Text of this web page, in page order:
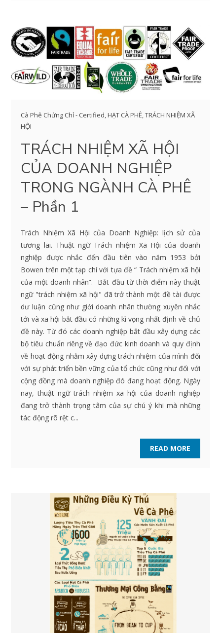
Cà Phê Chứng Chỉ - Certified,HẠT CÀ PHÊ,TRÁCH NHIỆM XÃ
HỘI
TRÁCH NHIỆM XÃ HỘI
CỦA DOANH NGHIỆP
TRONG NGÀNH CÀ PHÊ
– Phần 1
Trách Nhiệm Xã Hội của Doanh Nghiệp: lịch sử của
tương lai. Thuật ngữ Trách nhiệm Xã Hội của doanh
nghiệp được nhắc đến đầu tiên vào năm 1953 bởi
Bowen trên một tạp chí với tựa đề “ Trách nhiệm xã hội
của một doanh nhân”. Bắt đầu từ thời điểm này thuật
ngữ "trách nhiệm xã hội" đã trở thành một đề tài được
dư luận cũng như giới doanh nhân thường xuyên nhắc
tới và xã hội bắt đầu có những kì vọng nhất định về chủ
đề này. Từ đó các doanh nghiệp bắt đầu xây dựng các
bộ tiêu chuẩn riêng về đạo đức kinh doanh và quy định
về hoạt động nhằm xây dựng trách nhiệm của mình đối
với sự phát triển bền vững của tổ chức cũng như đối với
cộng đồng mà doanh nghiệp đó đang hoạt động. Ngày
nay, thuật ngữ trách nhiệm xã hội của doanh nghiệp
đang trở thành trọng tâm của sự chú ý khi mà những
tác động rõ rệt c...
READ MORE